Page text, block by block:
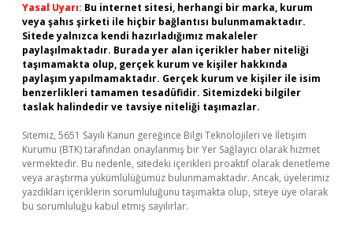
Yasal Uyarı: Bu internet sitesi, herhangi bir marka, kurum
veya şahıs şirketi ile hiçbir bağlantısı bulunmamaktadır.
Sitede yalnızca kendi hazırladığımız makaleler
paylaşılmaktadır. Burada yer alan içerikler haber niteliği
taşımamakta olup, gerçek kurum ve kişiler hakkında
paylaşım yapılmamaktadır. Gerçek kurum ve kişiler ile isim
benzerlikleri tamamen tesadüfidir. Sitemizdeki bilgiler
taslak halindedir ve tavsiye niteliği taşımazlar.
Sitemiz, 5651 Sayılı Kanun gereğince Bilgi Teknolojileri ve İletişim
Kurumu (BTK) tarafından onaylanmış bir Yer Sağlayıcı olarak hizmet
vermektedir. Bu nedenle, sitedeki içerikleri proaktif olarak denetleme
veya araştırma yükümlülüğümüz bulunmamaktadır. Ancak, üyelerimiz
yazdıkları içeriklerin sorumluluğunu taşımakta olup, siteye üye olarak
bu sorumluluğu kabul etmiş sayılırlar.